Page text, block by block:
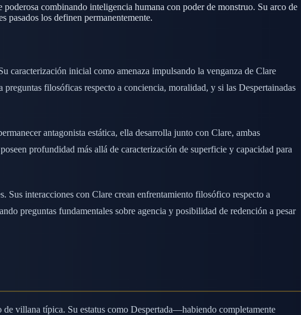
combinando inteligencia humana con poder de monstruo. Su arco de
pasados los definen permanentemente.
caracterización inicial como amenaza impulsando la venganza de Clare
filosóficas respecto a conciencia, moralidad, y si las Despertainadas
antagonista estática, ella desarrolla junto con Clare, ambas
profundidad más allá de caracterización de superficie y capacidad para
Sus interacciones con Clare crean enfrentamiento filosófico respecto a
preguntas fundamentales sobre agencia y posibilidad de redención a pesar
villana típica. Su estatus como Despertada—habiendo completamente